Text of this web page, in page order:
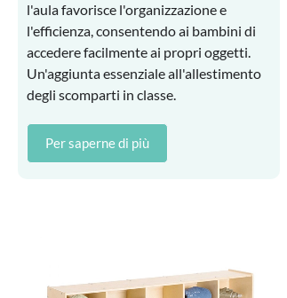
l'aula favorisce l'organizzazione e
l'efficienza, consentendo ai bambini di
accedere facilmente ai propri oggetti.
Un'aggiunta essenziale all'allestimento
degli scomparti in classe.
Per saperne di più